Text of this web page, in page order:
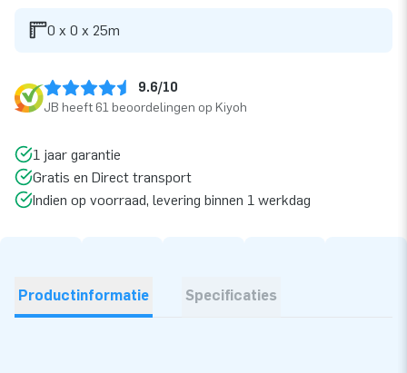
0 x 0 x 25m
9.6/10
JB heeft 61 beoordelingen op Kiyoh
1 jaar garantie
Gratis en Direct transport
Indien op voorraad, levering binnen 1 werkdag
Productinformatie Specificaties